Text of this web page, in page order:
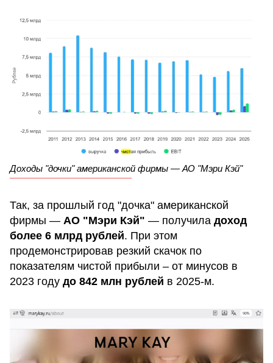
Доходы "дочки" американской фирмы — АО "Мэри Кэй"
Так, за прошлый год "дочка" американской
фирмы — АО "Мэри Кэй" — получила доход
более 6 млрд рублей. При этом
продемонстрировав резкий скачок по
показателям чистой прибыли – от минусов в
2023 году до 842 млн рублей в 2025-м.